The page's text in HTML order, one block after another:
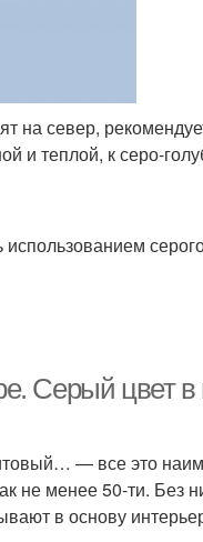
на север,
и теплой, к серо-
Серый цвет в
— все это
не менее 50-ти. Без
в основу